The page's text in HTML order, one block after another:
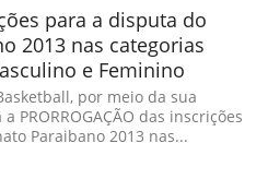
para a disputa do
2013 nas categorias
e Feminino
por meio da sua
PRORROGAÇÃO das inscrições
Paraibano 2013 nas...